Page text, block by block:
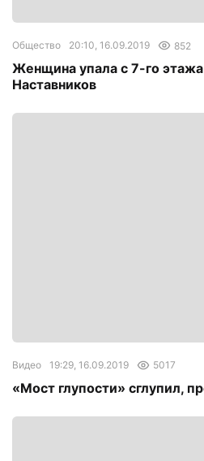
Общество 20:10, 16.09.2019 852
Женщина упала с 7-го этажа
Наставников
Видео 19:29, 16.09.2019 5017
«Мост глупости» сглупил,